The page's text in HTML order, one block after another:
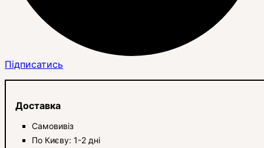
Підписатись
Доставка
Самовивіз
По Києву: 1-2 дні